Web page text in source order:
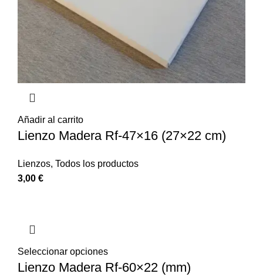
Añadir al carrito
Lienzo Madera Rf-47×16 (27×22 cm)
Lienzos, Todos los productos
3,00 €
Seleccionar opciones
Lienzo Madera Rf-60×22 (mm)